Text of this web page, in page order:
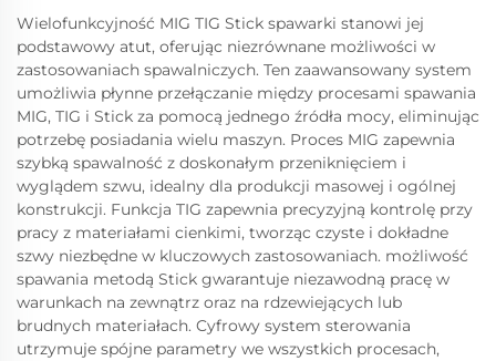
Wielofunkcyjność MIG TIG Stick spawarki stanowi jej
podstawowy atut, oferując niezrównane możliwości w
zastosowaniach spawalniczych. Ten zaawansowany system
umożliwia płynne przełączanie między procesami spawania
MIG, TIG i Stick za pomocą jednego źródła mocy, eliminując
potrzebę posiadania wielu maszyn. Proces MIG zapewnia
szybką spawalność z doskonałym przeniknięciem i
wyglądem szwu, idealny dla produkcji masowej i ogólnej
konstrukcji. Funkcja TIG zapewnia precyzyjną kontrolę przy
pracy z materiałami cienkimi, tworząc czyste i dokładne
szwy niezbędne w kluczowych zastosowaniach. możliwość
spawania metodą Stick gwarantuje niezawodną pracę w
warunkach na zewnątrz oraz na rdzewiejących lub
brudnych materiałach. Cyfrowy system sterowania
utrzymuje spójne parametry we wszystkich procesach,